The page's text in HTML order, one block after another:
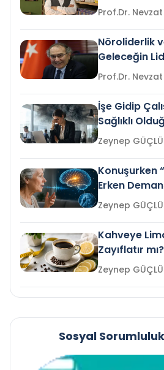
Nöroliderlik
Geleceğin
İşe Gidip
Sağlıklı
Gelir mi?Zeynep
Konuşurken
Erken
mi?
Zeynep
Kahveye
Zayıflatır mı?
Zeynep
Sosyal